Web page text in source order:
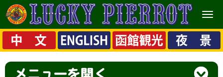
メ
ニ
ュ
ー